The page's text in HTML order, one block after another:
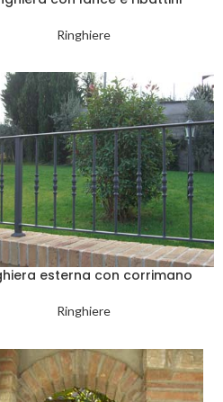
Ringhiere
esterna con corrimano
Ringhiere